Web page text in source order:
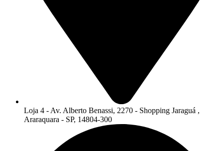
Loja 4 - Av. Alberto Benassi, 2270 - Shopping Jaraguá ,
Araraquara - SP, 14804-300